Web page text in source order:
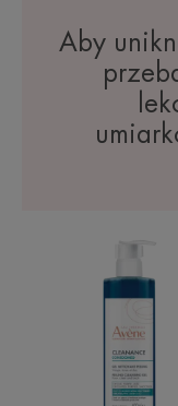
Aby
żel
mycia